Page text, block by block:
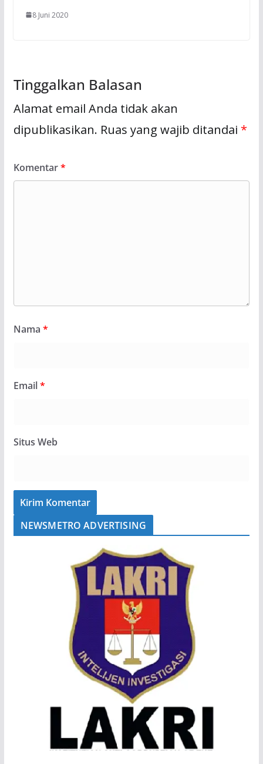
8 Juni 2020
Tinggalkan Balasan
Alamat email Anda tidak akan
dipublikasikan. Ruas yang wajib ditandai *
Komentar*
Nama *
Email*
Situs Web
NEWSMETRO ADVERTISING